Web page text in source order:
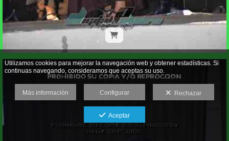
Utilizamos cookies para mejorar la navegación web y obtener estadísticas. Si
continuas navegando, consideramos que aceptas su uso.
Más información Configurar Rechazar
Aceptar